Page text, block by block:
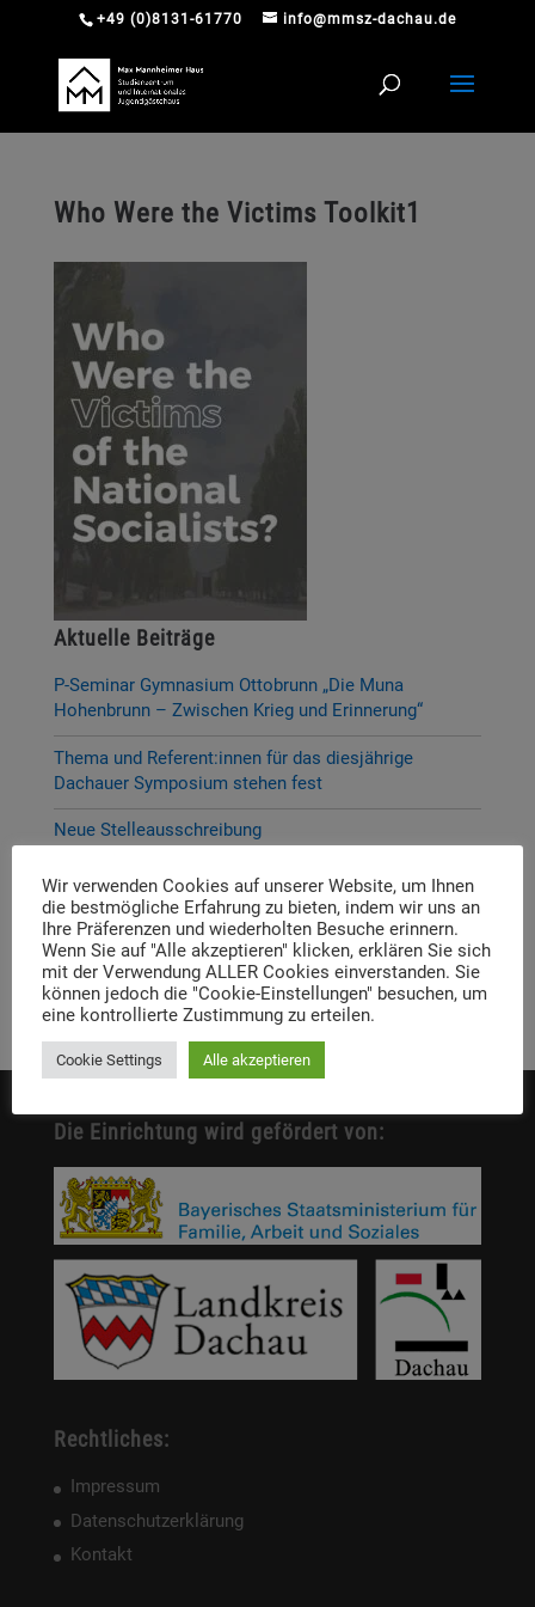
+49 (0)8131-61770 info@mmsz-dachau.de
Who Were the Victims Toolkit1
Aktuelle Beiträge
P-Seminar Gymnasium Ottobrunn „Die Muna
Hohenbrunn – Zwischen Krieg und Erinnerung“
Thema und Referent:innen für das diesjährige
Dachauer Symposium stehen fest
Neue Stelleausschreibung
Digitale Neuerscheinung: Launch der digitalen
Lernplattform „Memory Momentum“
Call for Applications: Dachau Autumn School 2026 –
Erinnern. Forschen. Vermitteln.
Die Einrichtung wird gefördert von:
Rechtliches:
Impressum
Datenschutzerklärung
Kontakt
Wir verwenden Cookies auf unserer Website, um Ihnen
die bestmögliche Erfahrung zu bieten, indem wir uns an
Ihre Präferenzen und wiederholten Besuche erinnern.
Wenn Sie auf "Alle akzeptieren" klicken, erklären Sie sich
mit der Verwendung ALLER Cookies einverstanden. Sie
können jedoch die "Cookie-Einstellungen" besuchen, um
eine kontrollierte Zustimmung zu erteilen.
Cookie Settings Alle akzeptieren